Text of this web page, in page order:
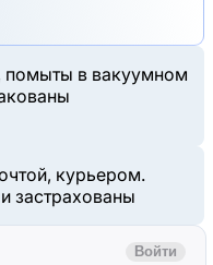
помыты в вакуумном
курьером.
застрахованы